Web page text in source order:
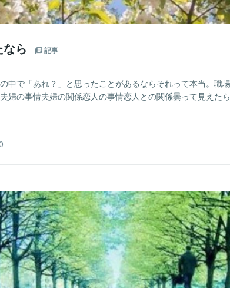
ら 記事
中で「あれ？」と思ったことがあるならそれって本当。職
婦の事情夫婦の関係恋人の事情恋人との関係曇って見えた